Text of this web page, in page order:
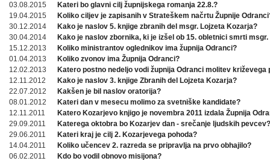
03.08.2015
Kateri bo glavni cilj župnijskega romanja 22.8.?
19.04.2015
Koliko ciljev je zapisanih v Strateškem načrtu Župnije
30.12.2014
Kako je naslov 5. knjige zbranih del msgr. Lojzeta Kozarja?
30.04.2014
Kako je naslov zbornika, ki je izšel ob 15. obletnici smrti msgr.
15.12.2013
Koliko ministrantov oglednikov ima župnija Odranci?
01.04.2013
Koliko zvonov ima Župnija Odranci?
12.02.2013
Katero postno nedeljo vodi župnija Odranci molitev križevega
12.11.2012
Kako je naslov 3. knjige Zbranih del Lojzeta Kozarja?
22.07.2012
Kakšen je bil naslov oratorija?
08.01.2012
Kateri dan v mesecu molimo za svetniške kandidate?
12.11.2011
Katero Kozarjevo knjigo je novembra 2011 izdala Župnija
29.09.2011
Katerega oktobra bo Kozarjev dan - srečanje ljudskih pevcev?
29.06.2011
Kateri kraj je cilj 2. Kozarjevega pohoda?
14.04.2011
Koliko učencev 2. razreda se pripravlja na prvo obhajilo?
06.02.2011
Kdo bo vodil obnovo misijona?